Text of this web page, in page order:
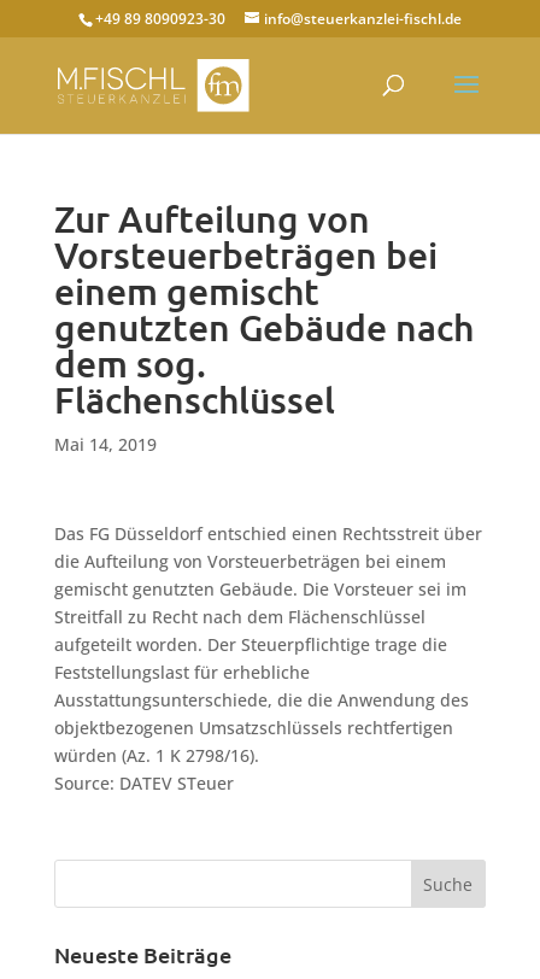
+49 89 8090923-30 info@steuerkanzlei-fischl.de
Zur Aufteilung von
Vorsteuerbeträgen bei
einem gemischt
genutzten Gebäude nach
dem sog.
Flächenschlüssel
Mai 14, 2019
Das FG Düsseldorf entschied einen Rechtsstreit über
die Aufteilung von Vorsteuerbeträgen bei einem
gemischt genutzten Gebäude. Die Vorsteuer sei im
Streitfall zu Recht nach dem Flächenschlüssel
aufgeteilt worden. Der Steuerpflichtige trage die
Feststellungslast für erhebliche
Ausstattungsunterschiede, die die Anwendung des
objektbezogenen Umsatzschlüssels rechtfertigen
würden (Az. 1 K 2798/16).
Source: DATEV STeuer
Neueste Beiträge